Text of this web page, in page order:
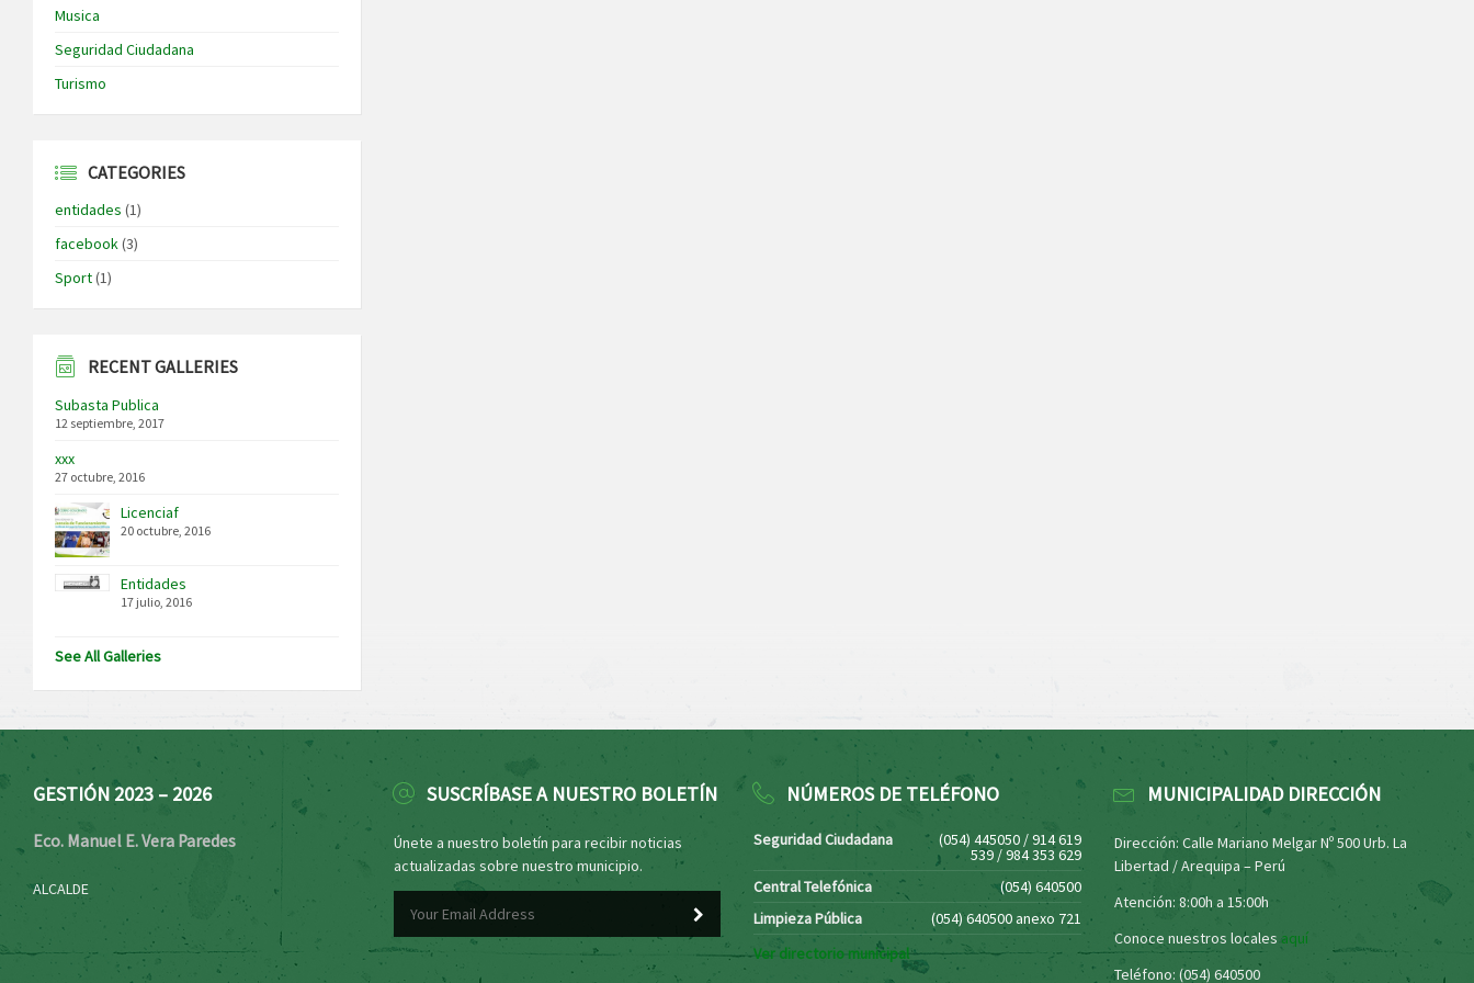
Musica
Seguridad Ciudadana
Turismo
CATEGORIES
entidades (1)
facebook(3)
Sport(1)
RECENT GALLERIES
Subasta Publica
12 septiembre, 2017
xxx
27 octubre, 2016
Licenciaf
20 octubre, 2016
Entidades
17 julio, 2016
See All Galleries
GESTIÓN 2023 – 2026
Eco. Manuel E. Vera Paredes
ALCALDE
SUSCRÍBASE A NUESTRO BOLETÍN
Únete a nuestro boletín para recibir noticias
actualizadas sobre nuestro municipio.
NÚMEROS DE TELÉFONO
Seguridad Ciudadana (054) 445050 / 914 619
539 / 984 353 629
Central Telefónica
(054) 640500
Limpieza Pública
(054) 640500 anexo 721
Ver directorio municipal
MUNICIPALIDAD DIRECCIÓN
Dirección: Calle Mariano Melgar Nº 500 Urb. La
Libertad / Arequipa – Perú
Atención: 8:00h a 15:00h
Conoce nuestros locales aquí
Teléfono: (054) 640500